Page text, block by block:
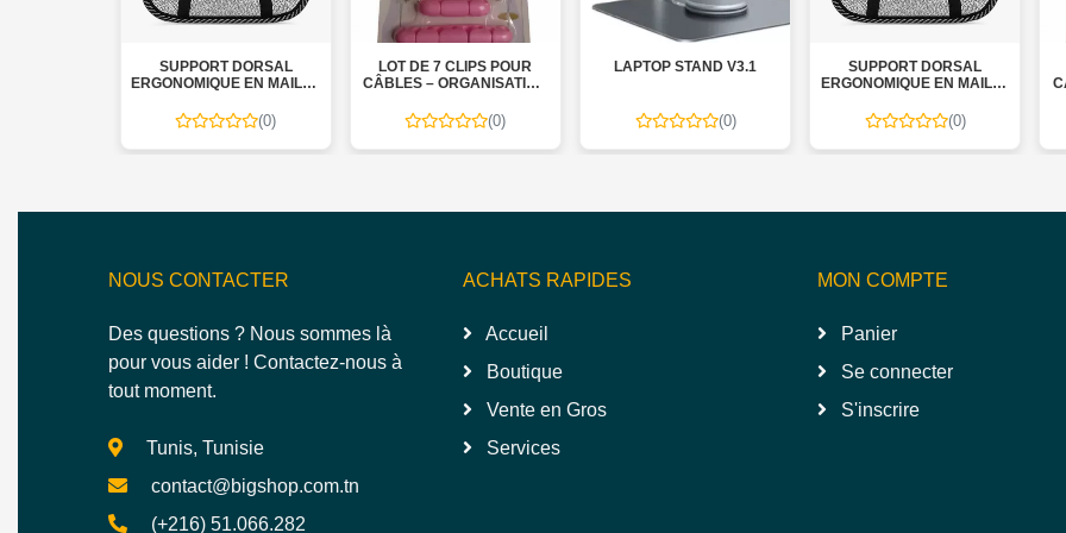
SUPPORT DORSAL
ERGONOMIQUE EN MAILLE
CHAISE (0)
LOT DE 7 CLIPS POUR
CÂBLES – ORGANISATION
(0)
LAPTOP STAND V3.1
(0)
SUPPORT DORSAL
ERGONOMIQUE EN MAILLE
CHAISE (0)
NOUS CONTACTER
Des questions ? Nous sommes là
pour vous aider ! Contactez-nous à
tout moment.
Tunis, Tunisie
contact@bigshop.com.tn
(+216) 51.066.282
ACHATS RAPIDES
Accueil
Boutique
Vente en Gros
Services
MON COMPTE
Panier
Se connecter
S'inscrire